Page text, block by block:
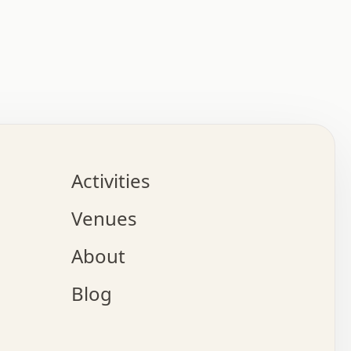
.   .   .   .   .   .   .   .   x   .   .   .   .
o   .   .   .   .   .   .   .   .   x   .   .   .
.   .   .   :   .   .   .   x   .   .   .   :   .
.   .   .   +   .   .   .   .   .   .   .   .   x
.   .   x   .   .   .   .   .   .   :   .   .   .
.   .   .   .   .   +   .   .   .   .   x   .   .
.   .   .   .   x   .   .   o   .   .   .   .   .
.   .   .   .   .   .   .   .   .   .   .   .   .
x   .   .   .   .   .   +   .   .   x   .   .   .
.   .   .   .   +   o   .   .   .   .   .   x   .
Activities
Venues
About
Blog